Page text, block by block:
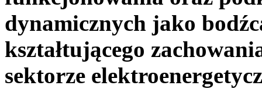
dynamicznych jako
kształtującego
sektorze